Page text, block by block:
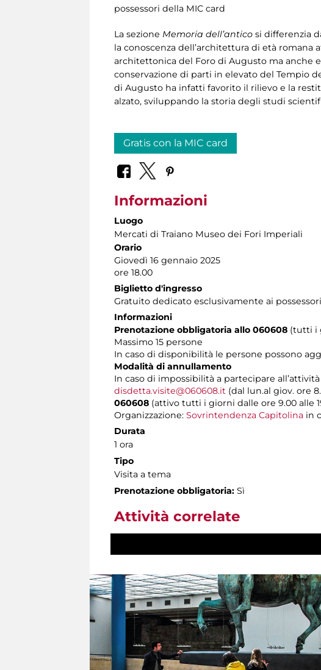
possessori della MIC card
La sezione Memoria dell’antico si differenzia
la conoscenza dell’architettura di età
architettonica del Foro di Augusto ma anche
conservazione di parti in elevato del Tempio
di Augusto ha infatti favorito il rilievo e la
alzato, sviluppando la storia degli studi
Gratis con la MIC card
Informazioni
Luogo
Mercati di Traiano Museo dei Fori Imperiali
Orario
Giovedì 16 gennaio 2025
ore 18.00
Biglietto d'ingresso
Gratuito dedicato esclusivamente ai
Informazioni
Prenotazione obbligatoria allo 060608 (tutti i
Massimo 15 persone
In caso di disponibilità le persone possono
Modalità di annullamento
In caso di impossibilità a partecipare
disdetta.visite@060608.it (dal lun.al giov. ore
060608 (attivo tutti i giorni dalle ore 9.00 alle
Organizzazione: Sovrintendenza Capitolina in
Durata
1 ora
Tipo
Visita a tema
Prenotazione obbligatoria: Sì
Attività correlate